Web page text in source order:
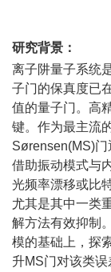
研究背景：
离子阱量子系统
子门的保真度已
值的量子门。高
键。作为最主流
Sørensen(MS)
借助振动模式与
光频率漂移或比
尤其是其中一类
解方法有效抑制
模的基础上，探
升MS门对该类